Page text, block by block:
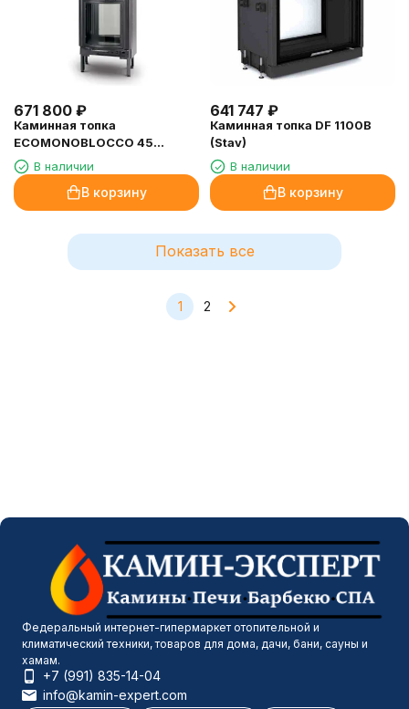
671 800 ₽
Каминная топка
ECOMONOBLOCCO 45
BIFACCIALE (Palazzetti)
В наличии
В корзину
641 747 ₽
Каминная топка DF 1100B
(Stav)
В наличии
В корзину
Показать все
1 2
Федеральный интернет-гипермаркет отопительной и
климатический техники, товаров для дома, дачи, бани, сауны и
хамам.
+7 (991) 835-14-04
info@kamin-expert.com